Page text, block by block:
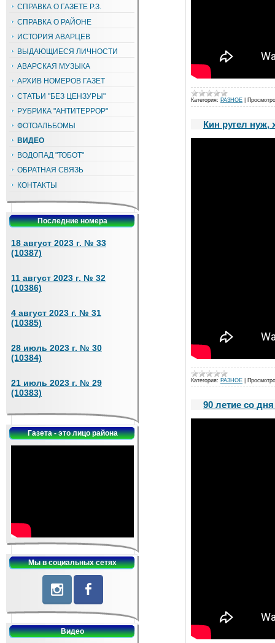
СПРАВКА О ГАЗЕТЕ Р.З.
СПРАВКА О РАЙОНЕ
ИСТОРИЯ АВАРЦЕВ
ВЫДАЮЩИЕСЯ ЛИЧНОСТИ
АВАРСКАЯ МУЗЫКА
АРХИВ НОМЕРОВ ГАЗЕТ
СТАТЬИ "БЕЗ ЦЕНЗУРЫ"
РУБРИКА "АНТИТЕРРОР"
ФОТОАЛЬБОМЫ
ВИДЕО
ВОДОПАД "ТОБОТ"
ОБРАТНАЯ СВЯЗЬ
КОНТАКТЫ
Последние номера
18 август 2023 г. № 33
(10387)
11 август 2023 г. № 32
(10386)
4 август 2023 г. № 31
(10385)
28 июль 2023 г. № 30
(10384)
21 июль 2023 г. № 29
(10383)
Газета - это лицо района
Мы в социальных сетях
Видео
Категория: РАЗНОЕ
Кин ругел нуж,
Категория: РАЗНОЕ
90 летие со